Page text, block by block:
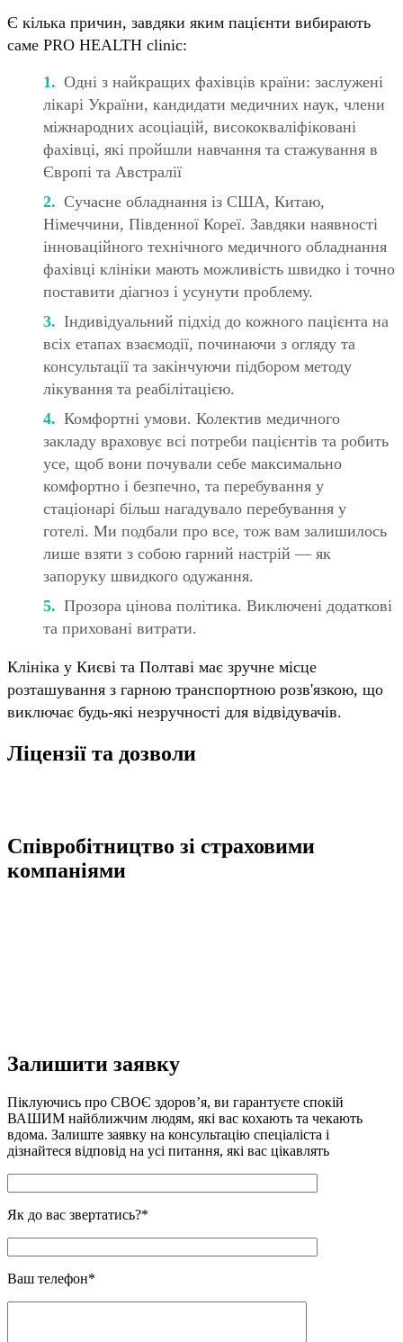
Є кілька причин, завдяки яким пацієнти вибирають
саме PRO HEALTH clinic:
Одні з найкращих фахівців країни: заслужені
лікарі України, кандидати медичних наук, члени
міжнародних асоціацій, висококваліфіковані
фахівці, які пройшли навчання та стажування в
Європі та Австралії
Сучасне обладнання із США, Китаю,
Німеччини, Південної Кореї. Завдяки наявності
інноваційного технічного медичного обладнання
фахівці клініки мають можливість швидко і точно
поставити діагноз і усунути проблему.
Індивідуальний підхід до кожного пацієнта на
всіх етапах взаємодії, починаючи з огляду та
консультації та закінчуючи підбором методу
лікування та реабілітацією.
Комфортні умови. Колектив медичного
закладу враховує всі потреби пацієнтів та робить
усе, щоб вони почували себе максимально
комфортно і безпечно, та перебування у
стаціонарі більш нагадувало перебування у
готелі. Ми подбали про все, тож вам залишилось
лише взяти з собою гарний настрій — як
запоруку швидкого одужання.
Прозора цінова політика. Виключені додаткові
та приховані витрати.
Клініка у Києві та Полтаві має зручне місце
розташування з гарною транспортною розв'язкою, що
виключає будь-які незручності для відвідувачів.
Ліцензії та дозволи
Співробітництво зі страховими
компаніями
Залишити заявку
Піклуючись про СВОЄ здоров’я, ви гарантуєте спокій
ВАШИМ найближчим людям, які вас кохають та чекають
вдома. Залиште заявку на консультацію спеціаліста і
дізнайтеся відповід на усі питання, які вас цікавлять
Як до вас звертатись?*
Ваш телефон*